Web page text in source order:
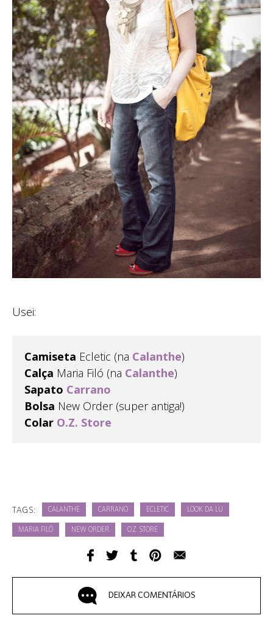
Usei:
Camiseta Ecletic (na Calanthe)
Calça Maria Filó (na Calanthe)
Sapato Carrano
Bolsa New Order (super antiga!)
Colar O.Z. Store
TAGS: CALANTHE CARRANO ECLETIC LOOK DA LU
MARIA FILÓ NEW ORDER O.Z. STORE
DEIXAR COMENTÁRIOS